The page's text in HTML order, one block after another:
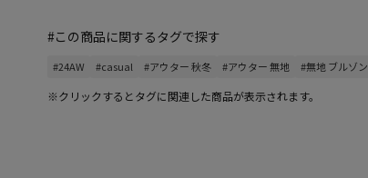
#この商品に関するタグで探す
#24AW #casual #アウター 秋冬 #アウター 無地 #無地 ブルゾン
※クリックするとタグに関連した商品が表示されます。